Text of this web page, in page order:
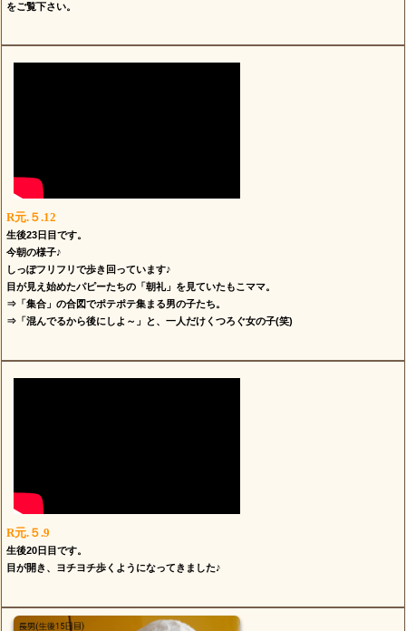
をご覧下さい。
R元.５.12
生後23日目です。
今朝の様子♪
しっぽフリフリで歩き回っています♪
目が見え始めたパピーたちの「朝礼」を見ていたもこママ。
⇒「集合」の合図でポテポテ集まる男の子たち。
⇒「混んでるから後にしよ～」と、一人だけくつろぐ女の子(笑)
R元.５.9
生後20日目です。
目が開き、ヨチヨチ歩くようになってきました♪